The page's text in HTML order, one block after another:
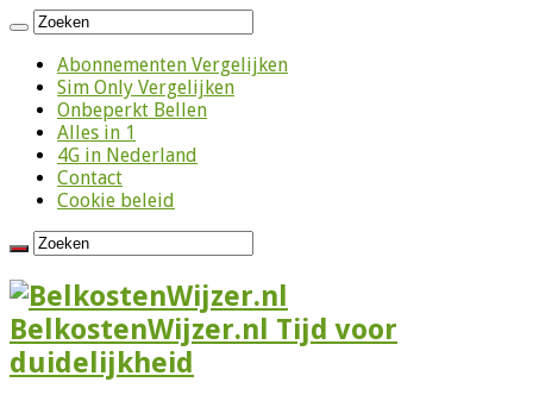
Abonnementen Vergelijken
Sim Only Vergelijken
Onbeperkt Bellen
Alles in 1
4G in Nederland
Contact
Cookie beleid
BelkostenWijzer.nl Tijd voor
duidelijkheid